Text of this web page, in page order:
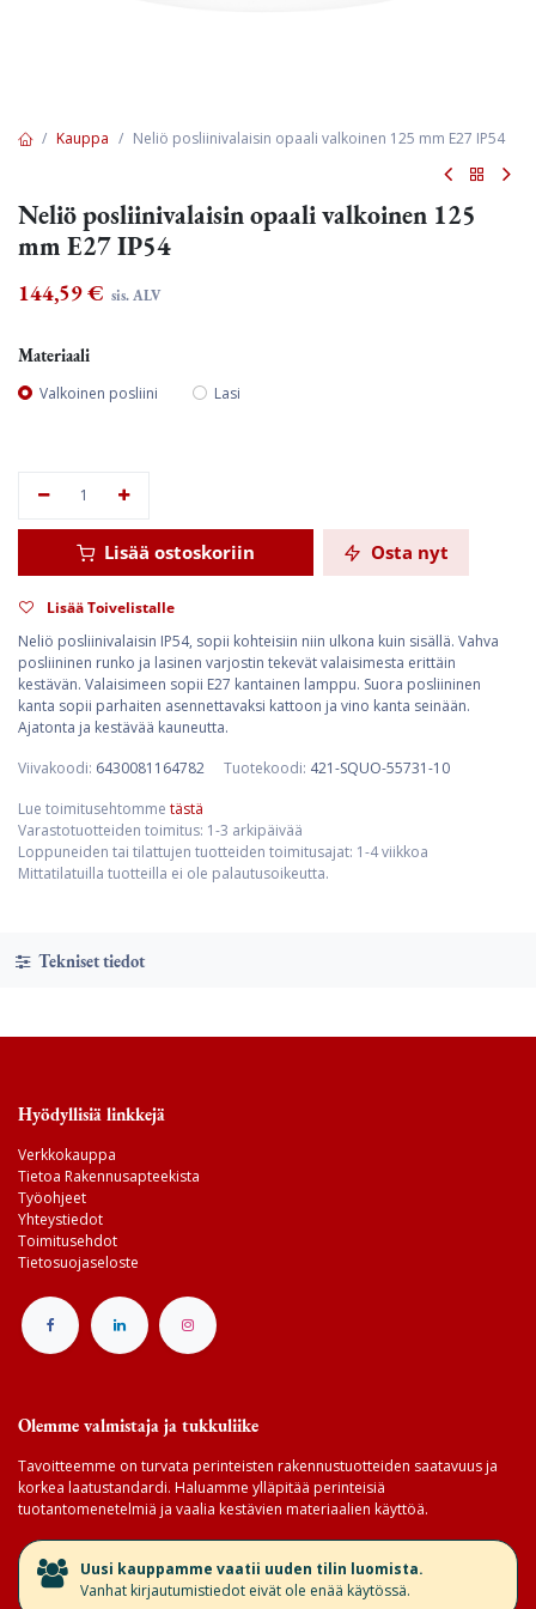
Kauppa Neliö posliinivalaisin opaali valkoinen 125 mm E27 IP54
Neliö posliinivalaisin opaali valkoinen 125
mm E27 IP54
144,59€ sis. ALV
Materiaali
Valkoinen posliini Lasi
Lisää ostoskoriin Osta nyt
Lisää Toivelistalle
Neliö posliinivalaisin IP54, sopii kohteisiin niin ulkona kuin sisällä. Vahva
posliininen runko ja lasinen varjostin tekevät valaisimesta erittäin
kestävän. Valaisimeen sopii E27 kantainen lamppu. Suora posliininen
kanta sopii parhaiten asennettavaksi kattoon ja vino kanta seinään.
Ajatonta ja kestävää kauneutta.
Viivakoodi: 6430081164782 Tuotekoodi: 421-SQUO-55731-10
Lue toimitusehtomme tästä
Varastotuotteiden toimitus: 1-3 arkipäivää
Loppuneiden tai tilattujen tuotteiden toimitusajat: 1-4 viikkoa
Mittatilatuilla tuotteilla ei ole palautusoikeutta.
Tekniset tiedot
Hyödyllisiä linkkejä
Verkkokauppa
Tietoa Rakennusapteekista
Työohjeet
Yhteystiedot
Toimitusehdot
Tietosuojaseloste
Olemme valmistaja ja tukkuliike
Tavoitteemme on turvata perinteisten rakennustuotteiden saatavuus ja
korkea laatustandardi. Haluamme ylläpitää perinteisiä
tuotantomenetelmiä ja vaalia kestävien materiaalien käyttöä.
​Uusi kauppamme vaatii uuden tilin luomista.
Vanhat kirjautumistiedot eivät ole enää käytössä.